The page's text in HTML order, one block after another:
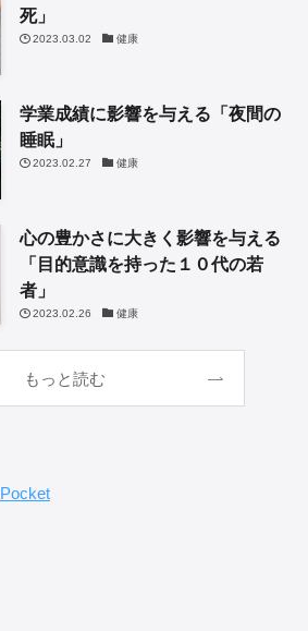
死」
2023.03.02 健康
学業成績に影響を与える「夜間の
睡眠」
2023.02.27 健康
心の豊かさに大きく影響を与える
「目的意識を持った１０代の若
者」
2023.02.26 健康
もっと読む
Pocket